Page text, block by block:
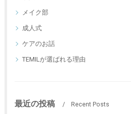
メイク部
成人式
ケアのお話
TEMILが選ばれる理由
最近の投稿 Recent Posts